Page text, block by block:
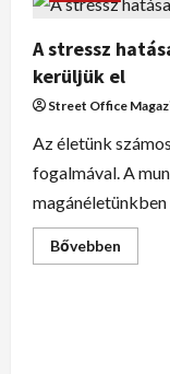
A stressz
kerüljük el
Street Office
Az életünk
fogalmával. A
magánéletünkben
Bővebben